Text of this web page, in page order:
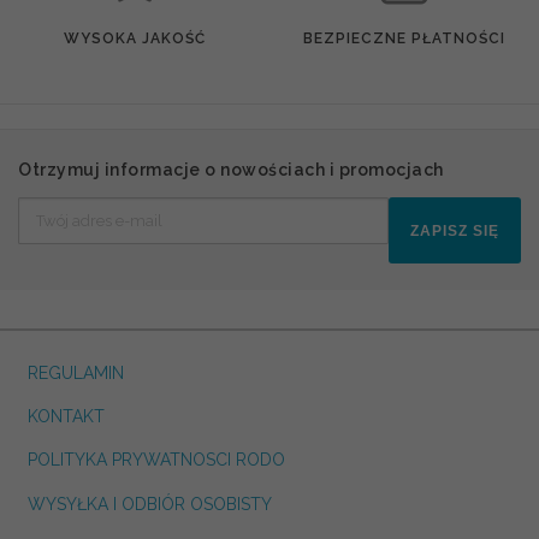
WYSOKA JAKOŚĆ BEZPIECZNE PŁATNOŚCI
Otrzymuj informacje o nowościach i promocjach
ZAPISZ SIĘ
REGULAMIN
KONTAKT
POLITYKA PRYWATNOSCI RODO
WYSYŁKA I ODBIÓR OSOBISTY